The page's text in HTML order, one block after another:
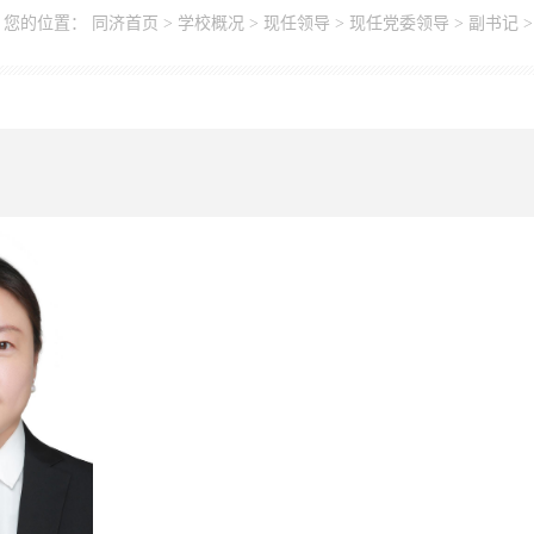
您的位置： 同济首页 > 学校概况 > 现任领导 > 现任党委领导 > 副书记